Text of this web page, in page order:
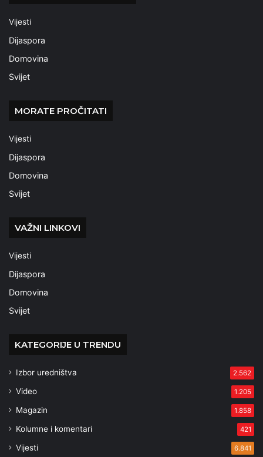
Vijesti
Dijaspora
Domovina
Svijet
MORATE PROČITATI
Vijesti
Dijaspora
Domovina
Svijet
VAŽNI LINKOVI
Vijesti
Dijaspora
Domovina
Svijet
KATEGORIJE U TRENDU
Izbor uredništva 2.562
Video 1.205
Magazin 1.858
Kolumne i komentari 421
Vijesti 6.841